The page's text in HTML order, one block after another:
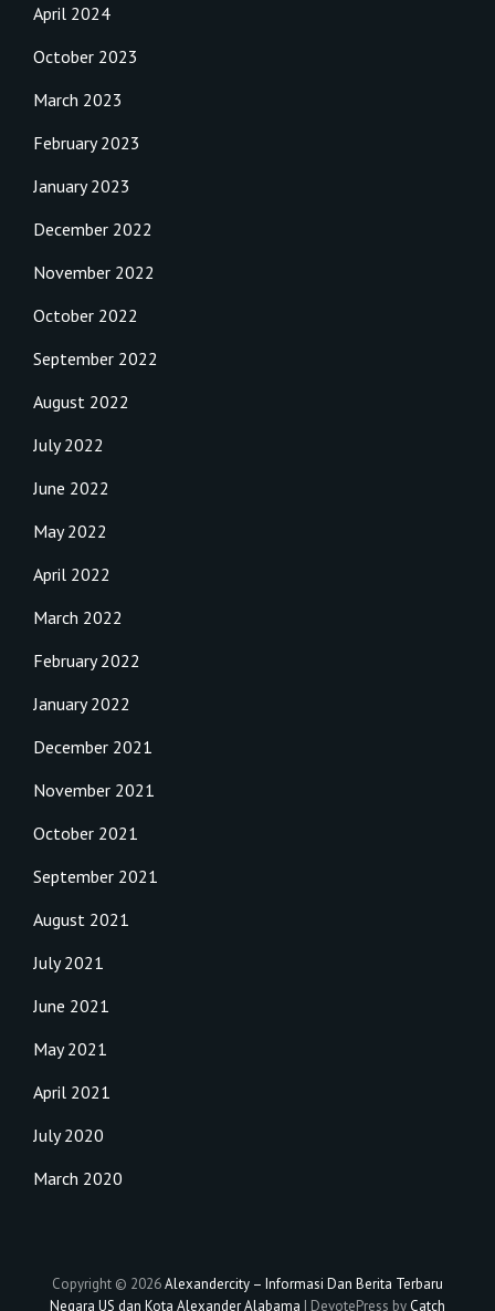
April 2024
October 2023
March 2023
February 2023
January 2023
December 2022
November 2022
October 2022
September 2022
August 2022
July 2022
June 2022
May 2022
April 2022
March 2022
February 2022
January 2022
December 2021
November 2021
October 2021
September 2021
August 2021
July 2021
June 2021
May 2021
April 2021
July 2020
March 2020
Copyright © 2026Alexandercity – Informasi Dan Berita Terbaru
Negara US dan Kota Alexander Alabama | DevotePress by Catch